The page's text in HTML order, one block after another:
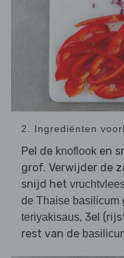
2. Ingrediënten
Pel de knoflook en
grof. Verwijder de
snijd het
de Thaise basilicum
teriyakisaus, 3el
rest van de